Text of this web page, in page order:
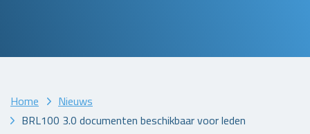
Home
Nieuws
BRL100 3.0 documenten beschikbaar voor leden